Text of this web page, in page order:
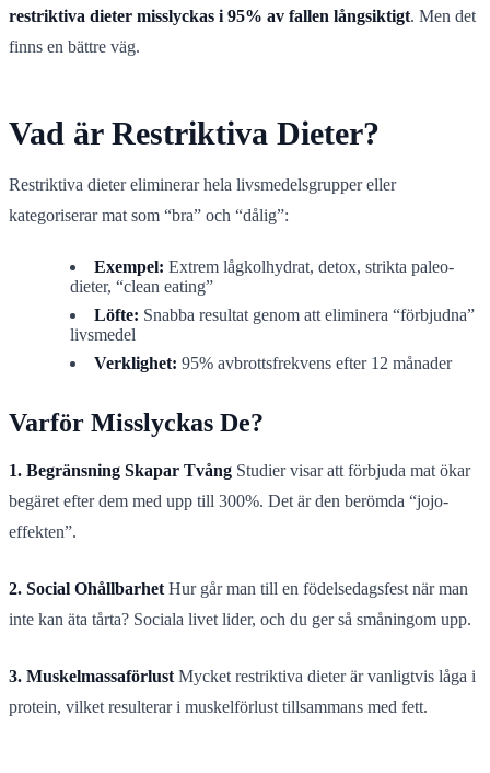
restriktiva dieter misslyckas i 95% av fallen långsiktigt. Men det
finns en bättre väg.
Vad är Restriktiva Dieter?
Restriktiva dieter eliminerar hela livsmedelsgrupper eller
kategoriserar mat som “bra” och “dålig”:
Exempel: Extrem lågkolhydrat, detox, strikta paleo-
dieter, “clean eating”
Löfte: Snabba resultat genom att eliminera “förbjudna”
livsmedel
Verklighet: 95% avbrottsfrekvens efter 12 månader
Varför Misslyckas De?
1. Begränsning Skapar Tvång Studier visar att förbjuda mat ökar
begäret efter dem med upp till 300%. Det är den berömda “jojo-
effekten”.
2. Social Ohållbarhet Hur går man till en födelsedagsfest när man
inte kan äta tårta? Sociala livet lider, och du ger så småningom upp.
3. Muskelmassaförlust Mycket restriktiva dieter är vanligtvis låga i
protein, vilket resulterar i muskelförlust tillsammans med fett.